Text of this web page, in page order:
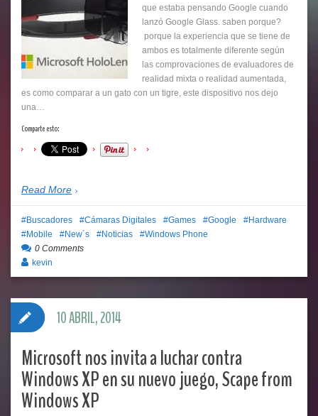
que estaba pensando Google cuando
lanzó Google Glass. saben porque?
porque la experiencia que se tiene de
ambos es totalmente diferente según
las comprovaciones de evaluadores de
realidad mixta o realidad aumentada,
es como comparar a un gato con un tigre, este dispositivo nos dejo
una…
Comparte esto:
Read More
Buscadores Cámaras Digitales Games Google
Hardware
Mobile
New´s Noticias
Windows Phone
0 Comments
kevin
Microsoft nos invita a luchar contra
Windows XP en su nuevo juego, Scape from
Windows XP
10 ABRIL, 2014